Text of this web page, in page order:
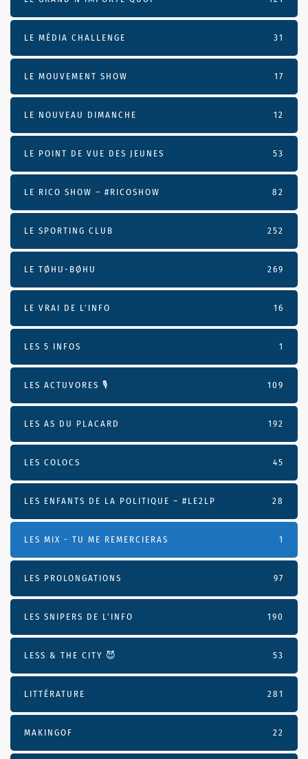
LE MÉDIA CHALLENGE 31
LE MOUVEMENT SHOW 17
LE NOUVEAU DIMANCHE 12
LE POINT DE VUE DES JEUNES 53
LE RICO SHOW – #RICOSHOW 82
LE SPORTING CLUB 252
LE TØHU-BØHU 269
LE VRAI DE L’INFO 16
LES 5 INFOS 1
LES ACTUVORES 🎙 109
LES AS DU PLACARD 192
LES COLOCS 45
LES ENFANTS DE LA POLITIQUE – #LE2LP 28
LES MIX - TU ME REMERCIERAS 1
LES PROLONGATIONS 97
LES SNIPERS DE L’INFO 190
LESS & THE CITY 😈 53
LITTÉRATURE 281
MAKINGOF 22